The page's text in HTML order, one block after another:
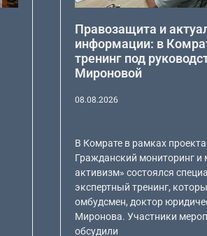
Правозащита и
информации: в
тренинг под
Мироновой
08.08.2026
В Комрате в рамках
Гражданский мониторинг и
активизм» состоялся
экспертный тренинг,
омбудсмен, доктор
Миронова. Участники
обсудили